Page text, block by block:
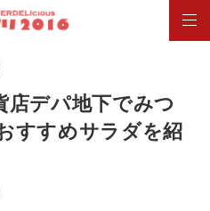
店デパ地下でみつ
すすめサラダを紹